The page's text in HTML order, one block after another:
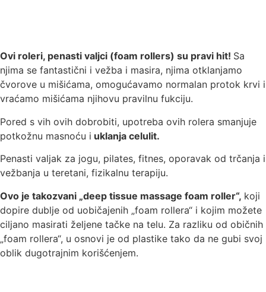
Ovi roleri, penasti valjci (foam rollers) su pravi hit! Sa
njima se fantastični i vežba i masira, njima otklanjamo
čvorove u mišićama, omogućavamo normalan protok krvi i
vraćamo mišićama njihovu pravilnu fukciju.
Pored s vih ovih dobrobiti, upotreba ovih rolera smanjuje
potkožnu masnoću i uklanja celulit.
Penasti valjak za jogu, pilates, fitnes, oporavak od trčanja i
vežbanja u teretani, fizikalnu terapiju.
Ovo je takozvani „deep tissue massage foam roller“, koji
dopire dublje od uobičajenih „foam rollera“ i kojim možete
ciljano masirati željene tačke na telu. Za razliku od običnih
„foam rollera“, u osnovi je od plastike tako da ne gubi svoj
oblik dugotrajnim korišćenjem.